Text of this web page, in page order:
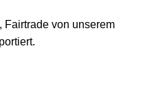
Fairtrade von unserem